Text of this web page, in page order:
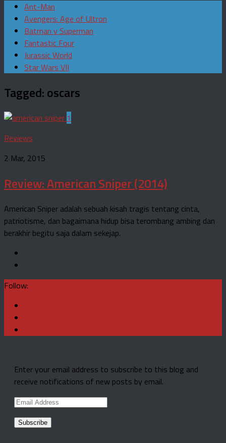
Ant-Man
Avengers: Age of Ultron
Batman v Superman
Fantastic Four
Jurassic World
Star Wars VII
Tagged:oscars
1
Reviews
2 Mar, 2015
Review: American Sniper (2014)
American Sniper adalah sebuah kisah tragis tentang cinta,
patriotisme, dan bagaimana hidup bisa terombang ambing dan
berakhir begitu saja dalam sekejap.
Follow:
Enter your email address to subscribe to this blog and
receive notifications of new posts by email.
Email